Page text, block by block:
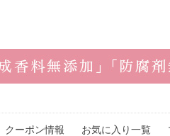
クーポン情報 お気に入り一覧